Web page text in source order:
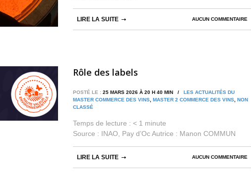
AUCUN COMMENTAIRE
LIRE LA SUITE
Rôle des labels
POSTÉ LE : 25 MARS 2026 À 20 H 40 MIN / LES ACTUALITÉS DU
MASTER COMMERCE DES VINS MASTER 2 COMMERCE DES VINS NON
CLASSÉ
Temps de lecture : < 1 minute
Source : INAO, Pay d’Oc Autrice : Manon COMMUN
AUCUN COMMENTAIRE
LIRE LA SUITE